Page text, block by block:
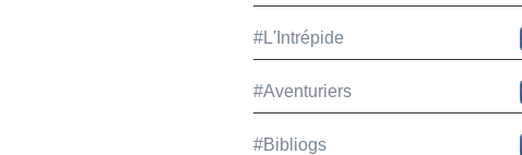
#L'Intrépide
#Aventuriers
#Bibliogs